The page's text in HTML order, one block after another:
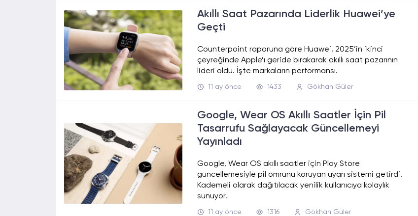
Akıllı Saat Pazarında Liderlik Huawei’ye
Geçti
Counterpoint raporuna göre Huawei, 2025’in ikinci
çeyreğinde Apple’ı geride bırakarak akıllı saat pazarının
lideri oldu. İşte markaların performansı.
11 ay önce 1433 Gökhan Güler
Google, Wear OS Akıllı Saatler İçin Pil
Tasarrufu Sağlayacak Güncellemeyi
Yayınladı
Google, Wear OS akıllı saatler için Play Store
güncellemesiyle pil ömrünü koruyan uyarı sistemi getirdi.
Kademeli olarak dağıtılacak yenilik kullanıcıya kolaylık
sunuyor.
11 ay önce 1316 Gökhan Güler